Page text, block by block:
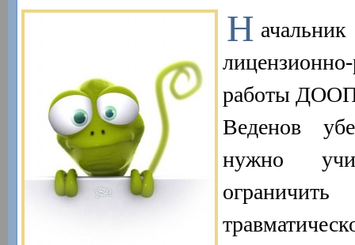
Н
работы
Веденов
нужно